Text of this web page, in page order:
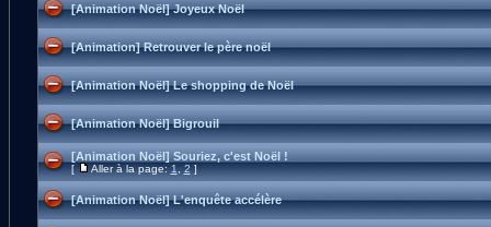
[Animation Noël] Joyeux Noël
[Animation] Retrouver le père noël
[Animation Noël] Le shopping de Noël
[Animation Noël] Bigrouil
[Animation Noël] Souriez, c'est Noël !
[ Aller à la page:1,2]
[Animation Noël] L'enquête accélère